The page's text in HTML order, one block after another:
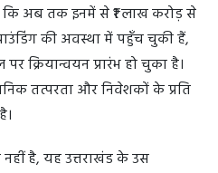
अब तक इनमें से ₹1 लाख करोड़ से
की अवस्था में पहुँच चुकी हैं,
क्रियान्वयन प्रारंभ हो चुका है।
तत्परता और निवेशकों के प्रति
है, यह उत्तराखंड के उस